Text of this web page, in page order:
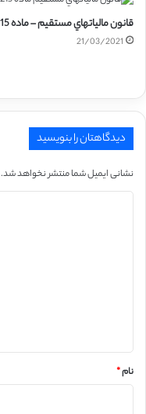
قانون مالياتهاي مستقيم – ماده 215
21/03/2021
دیدگاهتان را بنویسید
نشانی ایمیل شما منتشر نخواهد شد.
نام*